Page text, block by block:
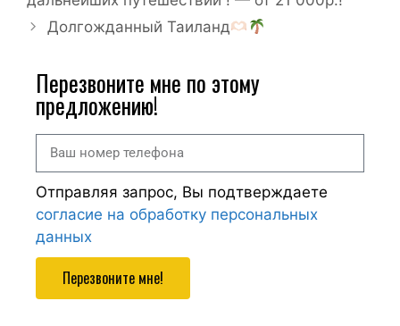
Долгожданный Таиланд
Перезвоните мне по этому
предложению!
Отправляя запрос, Вы подтверждаете
согласие на обработку персональных
данных
Перезвоните мне!